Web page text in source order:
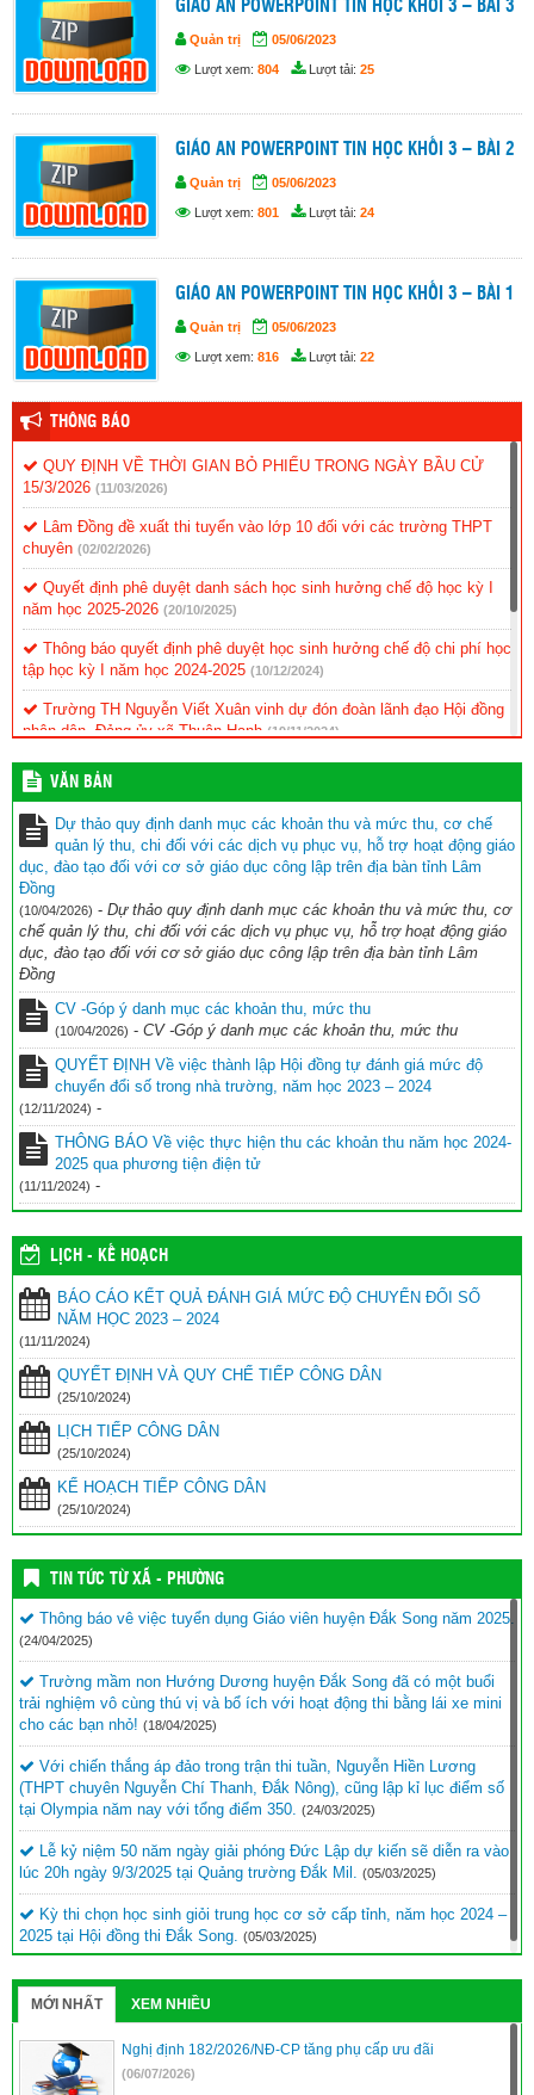
GIÁO AN POWERPOINT TIN HỌC KHỐI 3 – BÀI 3
Quản trị 05/06/2023
Lượt xem: 804 Lượt tải: 25
GIÁO AN POWERPOINT TIN HỌC KHỐI 3 – BÀI 2
Quản trị 05/06/2023
Lượt xem: 801 Lượt tải: 24
GIÁO AN POWERPOINT TIN HỌC KHỐI 3 – BÀI 1
Quản trị 05/06/2023
Lượt xem: 816 Lượt tải: 22
THÔNG BÁO
QUY ĐỊNH VỀ THỜI GIAN BỎ PHIẾU TRONG NGÀY BẦU CỬ
15/3/2026 (11/03/2026)
Lâm Đồng đề xuất thi tuyển vào lớp 10 đối với các trường THPT
chuyên (02/02/2026)
Quyết định phê duyệt danh sách học sinh hưởng chế độ học kỳ I
năm học 2025-2026 (20/10/2025)
Thông báo quyết định phê duyệt học sinh hưởng chế độ chi phí học
tập học kỳ I năm học 2024-2025 (10/12/2024)
Trường TH Nguyễn Viết Xuân vinh dự đón đoàn lãnh đạo Hội đồng
nhân dân, Đảng ủy xã Thuận Hạnh (19/11/2024)
KẾ HOẠCH Triển khai thực hiện ứng dụng CNTT và chuyển đổi số
(11/11/2024)
BIÊN BẢN Tự đánh giá mức độ chuyển đổi số trong nhà trường
Năm học 2023 – 2024 (11/11/2024)
BÁO CÁO KẾT QUẢ ĐÁNH GIÁ MỨC ĐỘ CHUYỂN ĐỔI SỐ NĂM
HỌC 2023 – 2024 (11/11/2024)
VĂN BẢN
Dự thảo quy định danh mục các khoản thu và mức thu, cơ chế
quản lý thu, chi đối với các dịch vụ phục vụ, hỗ trợ hoạt động giáo
dục, đào tạo đối với cơ sở giáo dục công lập trên địa bàn tỉnh Lâm
Đồng
(10/04/2026) - Dự thảo quy định danh mục các khoản thu và mức thu, cơ
chế quản lý thu, chi đối với các dịch vụ phục vụ, hỗ trợ hoạt động giáo
dục, đào tạo đối với cơ sở giáo dục công lập trên địa bàn tỉnh Lâm
Đồng
CV -Góp ý danh mục các khoản thu, mức thu
(10/04/2026) - CV -Góp ý danh mục các khoản thu, mức thu
QUYẾT ĐỊNH Về việc thành lập Hội đồng tự đánh giá mức độ
chuyển đổi số trong nhà trường, năm học 2023 – 2024
(12/11/2024) -
THÔNG BÁO Về việc thực hiện thu các khoản thu năm học 2024-
2025 qua phương tiện điện tử
(11/11/2024) -
LỊCH - KẾ HOẠCH
BÁO CÁO KẾT QUẢ ĐÁNH GIÁ MỨC ĐỘ CHUYỂN ĐỔI SỐ
NĂM HỌC 2023 – 2024
(11/11/2024)
QUYẾT ĐỊNH VÀ QUY CHẾ TIẾP CÔNG DÂN
(25/10/2024)
LỊCH TIẾP CÔNG DÂN
(25/10/2024)
KẾ HOẠCH TIẾP CÔNG DÂN
(25/10/2024)
TIN TỨC TỪ XÃ - PHƯỜNG
Thông báo vê việc tuyển dụng Giáo viên huyện Đắk Song năm 2025.
(24/04/2025)
Trường mầm non Hướng Dương huyện Đắk Song đã có một buổi
trải nghiệm vô cùng thú vị và bổ ích với hoạt động thi bằng lái xe mini
cho các bạn nhỏ! (18/04/2025)
Với chiến thắng áp đảo trong trận thi tuần, Nguyễn Hiền Lương
(THPT chuyên Nguyễn Chí Thanh, Đắk Nông), cũng lập kỉ lục điểm số
tại Olympia năm nay với tổng điểm 350. (24/03/2025)
Lễ kỷ niệm 50 năm ngày giải phóng Đức Lập dự kiến sẽ diễn ra vào
lúc 20h ngày 9/3/2025 tại Quảng trường Đắk Mil. (05/03/2025)
Kỳ thi chọn học sinh giỏi trung học cơ sở cấp tỉnh, năm học 2024 –
2025 tại Hội đồng thi Đắk Song. (05/03/2025)
MỚI NHẤT XEM NHIỀU
Nghị định 182/2026/NĐ-CP tăng phụ cấp ưu đãi
(06/07/2026)